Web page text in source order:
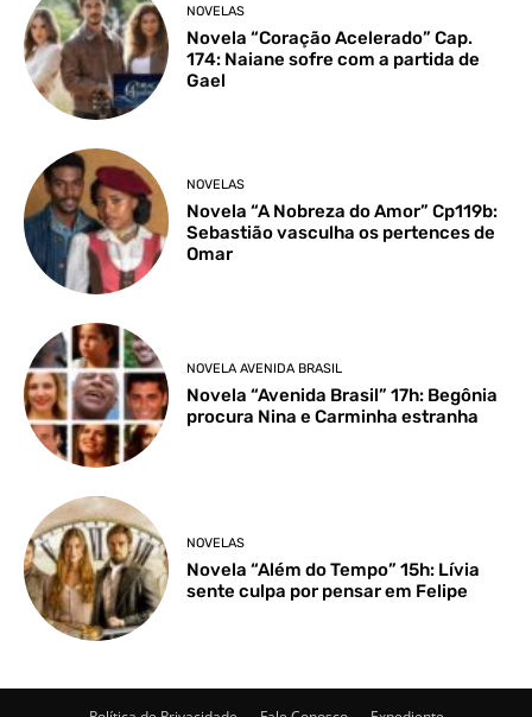
NOVELAS
Novela “Coração Acelerado” Cap.
174: Naiane sofre com a partida de
Gael
NOVELAS
Novela “A Nobreza do Amor” Cp119b:
Sebastião vasculha os pertences de
Omar
NOVELA AVENIDA BRASIL
Novela “Avenida Brasil” 17h: Begônia
procura Nina e Carminha estranha
NOVELAS
Novela “Além do Tempo” 15h: Lívia
sente culpa por pensar em Felipe